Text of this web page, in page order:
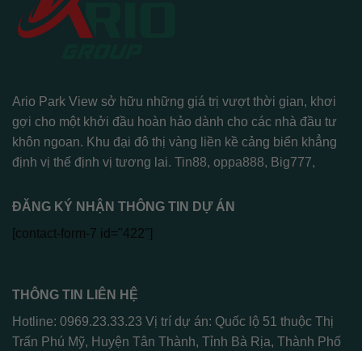
Ario Park View sở hữu những giá trị vượt thời gian, khơi
gợi cho một khởi đầu hoàn hảo dành cho các nhà đầu tư
khôn ngoan. Khu đại đô thị vàng liền kề cảng biển khẳng
định vị thế định vị tương lai. Tin88, oppa888, Big777,
ĐĂNG KÝ NHẬN THÔNG TIN DỰ ÁN
[contact-form-7 id="422"]
THÔNG TIN LIÊN HỆ
Hotline: 0969.23.33.23 Vị trí dự án: Quốc lộ 51 thuộc Thị
Trấn Phú Mỹ, Huyện Tân Thành, Tỉnh Bà Rịa, Thành Phố